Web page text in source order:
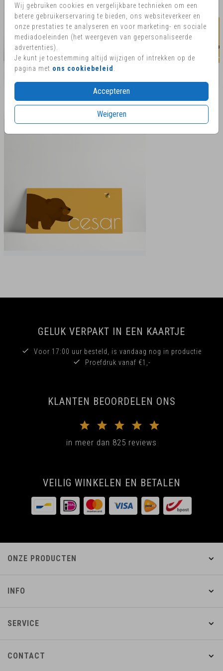
Wij gebruiken cookies en vergelijkbare technieken om een
betere gebruikerservaring te bieden, ons websiteverkeer en
onze prestaties te analyseren en voor marketing- en sociale
mediadoeleinden (het weergeven van gepersonaliseerde
advertenties).
Je kunt je toestemming altijd wijzigen of intrekken op de
pagina met ons cookiebeleid
Accepteren
Weigeren
RECOMMENDATIONS CROSS_SELL
GELUK VERPAKT IN EEN KAARTJE
Voor 17:00 uur besteld, is vandaag nog in productie
Proefdruk vanaf €1,-
KLANTEN BEOORDELEN ONS
in meer dan 825 reviews
VEILIG WINKELEN EN BETALEN
ONZE PRODUCTEN
INFO
SERVICE
CONTACT